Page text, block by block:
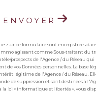
ENVOYER
sur ce formulaire sont enregistrées
agissant comme Sous-traitant du
prospects de l'Agence / du Réseau qui
de vos Données personnelles. La base
légitime de l'Agence / du Réseau.
de suppression et sont destinées à
la loi « informatique et libertés », vous